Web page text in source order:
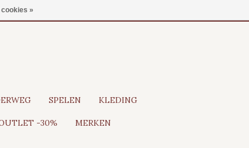
SPELEN KLEDING
-30% MERKEN
»